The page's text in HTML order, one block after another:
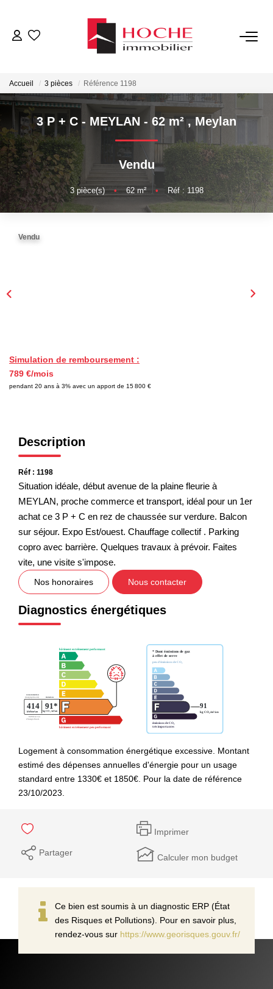
LOCATIONS
GESTION LOCATIVE
NOTRE AGENCE
ESTIMATION
Accueil 3 pièces Référence 1198
3 P + C - MEYLAN - 62 m² ,Meylan
Vendu
3pièce(s) • 62m² • Réf : 1198
Vendu
Simulation de remboursement :
789 €/mois
pendant 20 ans à 3% avec un apport de 15 800 €
Description
Réf : 1198
Situation idéale, début avenue de la plaine fleurie à
MEYLAN, proche commerce et transport, idéal pour un 1er
achat ce 3 P + C en rez de chaussée sur verdure. Balcon
sur séjour. Expo Est/ouest. Chauffage collectif . Parking
copro avec barrière. Quelques travaux à prévoir. Faites
vite, une visite s'impose.
Nos honoraires Nous contacter
Diagnostics énergétiques
Logement à consommation énergétique excessive. Montant
estimé des dépenses annuelles d'énergie pour un usage
standard entre 1330€ et 1850€. Pour la date de référence
23/10/2023.
Imprimer
Partager Calculer mon budget
Ce bien est soumis à un diagnostic ERP (État
des Risques et Pollutions). Pour en savoir plus,
rendez-vous sur https://www.georisques.gouv.fr/